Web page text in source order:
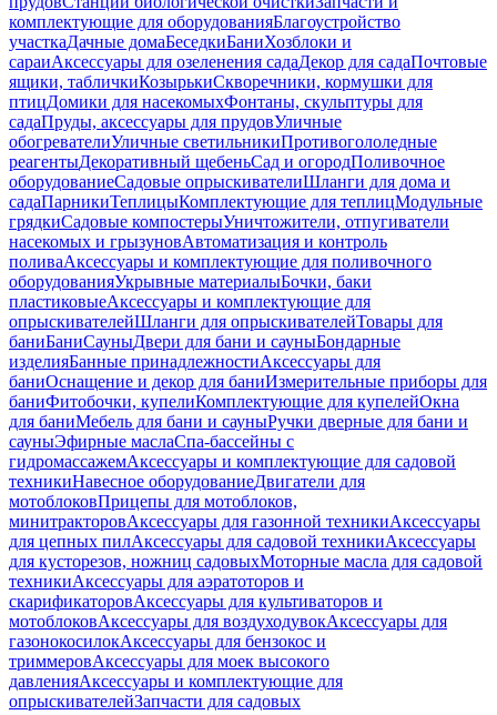
комплектующие для оборудованияБлагоустройство
участкаДачные домаБеседкиБаниХозблоки и
сараиАксессуары для озеленения садаДекор для садаПочтовые
ящики, табличкиКозырькиСкворечники, кормушки для
птицДомики для насекомыхФонтаны, скульптуры для
садаПруды, аксессуары для прудовУличные
обогревателиУличные светильникиПротивогололедные
реагентыДекоративный щебеньСад и огородПоливочное
оборудованиеСадовые опрыскивателиШланги для дома и
садаПарникиТеплицыКомплектующие для теплицМодульные
грядкиСадовые компостерыУничтожители, отпугиватели
насекомых и грызуновАвтоматизация и контроль
поливаАксессуары и комплектующие для поливочного
оборудованияУкрывные материалыБочки, баки
пластиковыеАксессуары и комплектующие для
опрыскивателейШланги для опрыскивателейТовары для
баниБаниСауныДвери для бани и сауныБондарные
изделияБанные принадлежностиАксессуары для
баниОснащение и декор для баниИзмерительные приборы для
баниФитобочки, купелиКомплектующие для купелейОкна
для баниМебель для бани и сауныРучки дверные для бани и
сауныЭфирные маслаСпа-бассейны с
гидромассажемАксессуары и комплектующие для садовой
техникиНавесное оборудованиеДвигатели для
мотоблоковПрицепы для мотоблоков,
минитракторовАксессуары для газонной техникиАксессуары
для цепных пилАксессуары для садовой техникиАксессуары
для кусторезов, ножниц садовыхМоторные масла для садовой
техникиАксессуары для аэратоторов и
скарификаторовАксессуары для культиваторов и
мотоблоковАксессуары для воздуходувокАксессуары для
газонокосилокАксессуары для бензокос и
триммеровАксессуары для моек высокого
давленияАксессуары и комплектующие для
опрыскивателейЗапчасти для садовых